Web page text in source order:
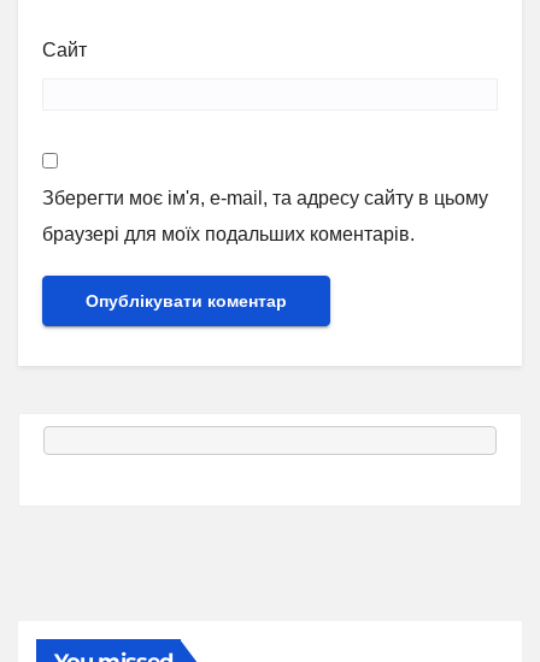
Сайт
Зберегти моє ім'я, e-mail, та адресу сайту в цьому
браузері для моїх подальших коментарів.